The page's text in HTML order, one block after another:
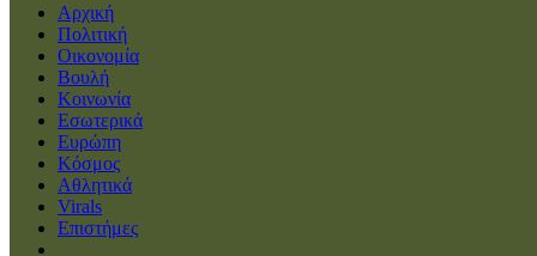
Αρχική
Πολιτική
Οικονομία
Βουλή
Κοινωνία
Εσωτερικά
Ευρώπη
Κόσμος
Αθλητικά
Virals
Επιστήμες